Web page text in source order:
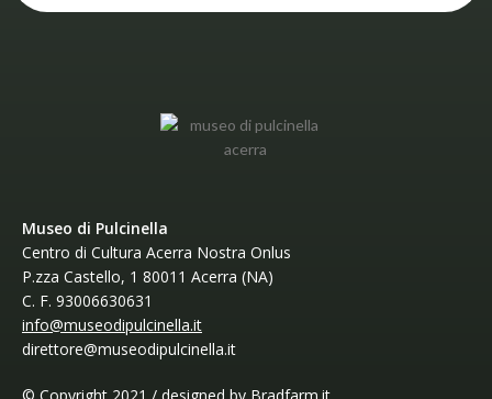
Museo di Pulcinella
Centro di Cultura Acerra Nostra Onlus
P.zza Castello, 1 80011 Acerra (NA)
C. F. 93006630631
info@museodipulcinella.it
direttore@museodipulcinella.it